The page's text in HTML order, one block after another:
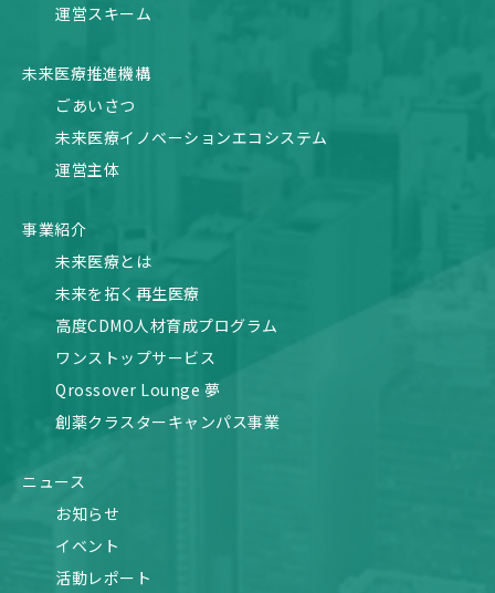
運営スキーム
未来医療推進機構
ごあいさつ
未来医療イノベーションエコシステム
運営主体
事業紹介
未来医療とは
未来を拓く再生医療
高度CDMO人材育成プログラム
ワンストップサービス
Qrossover Lounge 夢
創薬クラスターキャンパス事業
ニュース
お知らせ
イベント
活動レポート